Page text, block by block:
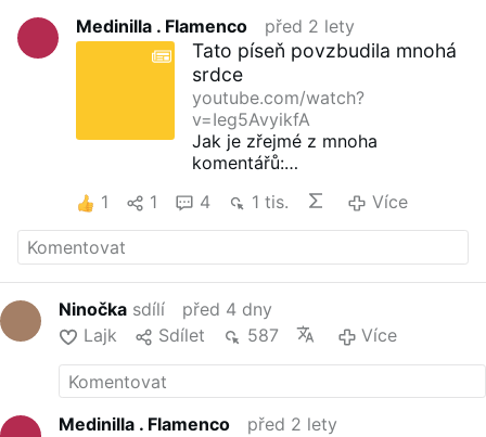
Medinilla . Flamenco před 2 lety
Tato píseň povzbudila mnohá
srdce
youtube.com/watch?
v=Ieg5AvyikfA
Jak je zřejmé z mnoha
komentářů:
píseň! Bůh je jeden a jediný a
kromě Něho není nikdo Jak moc
-----Vyjít z temnoty do světla
jiný než on
---
Měl jsem tu čest být Žid
povzbuzující slova!
-----Jsem hrdý na to, že jsem
1 1 4 1 tis. Více
Ninočka sdílí
před 4 dny
Lajk
Sdílet 587 Více
Medinilla . Flamenco
před 2 lety